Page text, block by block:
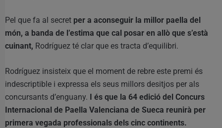
Pel que fa al secret per a aconseguir la millor paella del
món, a banda de l’estima que cal posar en allò que s’està
cuinant, Rodríguez té clar que es tracta d’equilibri.
Rodríguez insisteix que el moment de rebre este premi és
indescriptible i expressa els seus millors desitjos per als
concursants d’enguany. I és que la 64 edició del Concurs
Internacional de Paella Valenciana de Sueca reunirà per
primera vegada professionals dels cinc continents.